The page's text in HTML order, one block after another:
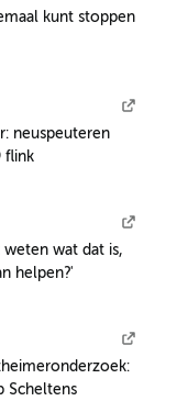
kunt stoppen
neuspeuteren
flink
weten wat dat is,
helpen?'
Scheltens